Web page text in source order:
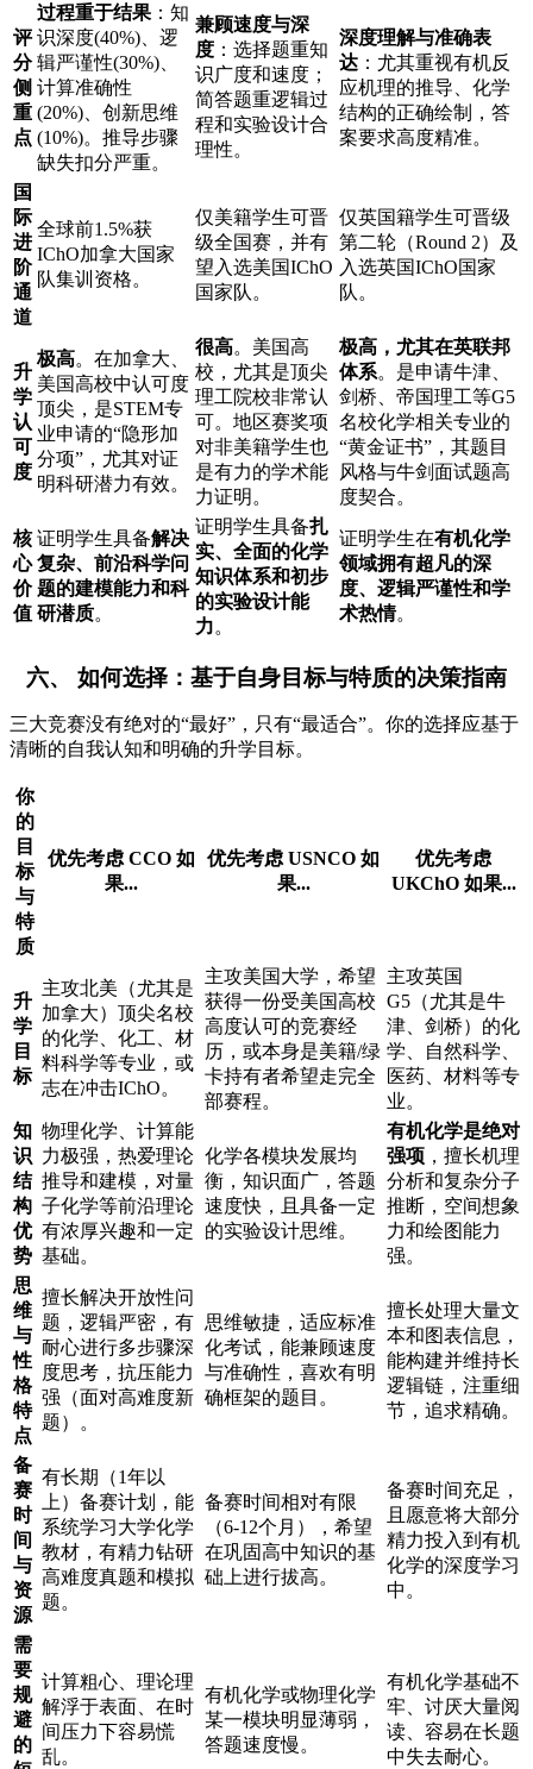
评
分
侧
重
点
过程重于结果 ：知
识深度(40%)、逻
辑严谨性(30%)、
计算准确性
(20%)、创新思维
(10%)。推导步骤
缺失扣分严重。
兼顾速度与深
度 ：选择题重知
识广度和速度；
简答题重逻辑过
程和实验设计合
理性。
深度理解与准确表
达 ：尤其重视有机反
应机理的推导、化学
结构的正确绘制，答
案要求高度精准。
国
际
进
阶
通
道
全球前1.5%获
IChO加拿大国家
队集训资格。
仅美籍学生可晋
级全国赛，并有
望入选美国IChO
国家队。
仅英国籍学生可晋级
第二轮（Round 2）及
入选英国IChO国家
队。
升
学
认
可
度
极高。在加拿大、
美国高校中认可度
顶尖，是STEM专
业申请的“隐形加
分项”，尤其对证
明科研潜力有效。
很高。美国高
校，尤其是顶尖
理工院校非常认
可。地区赛奖项
对非美籍学生也
是有力的学术能
力证明。
极高，尤其在英联邦
体系。是申请牛津、
剑桥、帝国理工等G5
名校化学相关专业的
“黄金证书”，其题目
风格与牛剑面试题高
度契合。
核
心
价
值
证明学生具备解决
复杂、前沿科学问
题的建模能力和科
研潜质。
证明学生具备扎
实、全面的化学
知识体系和初步
的实验设计能
力。
证明学生在有机化学
领域拥有超凡的深
度、逻辑严谨性和学
术热情。
六、 如何选择：基于自身目标与特质的决策指南
三大竞赛没有绝对的“最好”，只有“最适合”。你的选择应基于
清晰的自我认知和明确的升学目标。
你
的
目
标
与
特
质
优先考虑 CCO 如
果...
优先考虑 USNCO 如
果...
优先考虑
UKChO 如果...
升
学
目
标
主攻北美（尤其是
加拿大）顶尖名校
的化学、化工、材
料科学等专业，或
志在冲击IChO。
主攻美国大学，希望
获得一份受美国高校
高度认可的竞赛经
历，或本身是美籍/绿
卡持有者希望走完全
部赛程。
主攻英国
G5（尤其是牛
津、剑桥）的化
学、自然科学、
医药、材料等专
业。
知
识
结
构
优
势
物理化学、计算能
力极强，热爱理论
推导和建模，对量
子化学等前沿理论
有浓厚兴趣和一定
基础。
化学各模块发展均
衡，知识面广，答题
速度快，且具备一定
的实验设计思维。
有机化学是绝对
强项 ，擅长机理
分析和复杂分子
推断，空间想象
力和绘图能力
强。
思
维
与
性
格
特
点
擅长解决开放性问
题，逻辑严密，有
耐心进行多步骤深
度思考，抗压能力
强（面对高难度新
题）。
思维敏捷，适应标准
化考试，能兼顾速度
与准确性，喜欢有明
确框架的题目。
擅长处理大量文
本和图表信息，
能构建并维持长
逻辑链，注重细
节，追求精确。
备
赛
时
间
与
资
源
有长期（1年以
上）备赛计划，能
系统学习大学化学
教材，有精力钻研
高难度真题和模拟
题。
备赛时间相对有限
（6-12个月），希望
在巩固高中知识的基
础上进行拔高。
备赛时间充足，
且愿意将大部分
精力投入到有机
化学的深度学习
中。
需
要
规
避
的
计算粗心、理论理
解浮于表面、在时
间压力下容易慌
乱。
有机化学或物理化学
某一模块明显薄弱，
答题速度慢。
有机化学基础不
牢、讨厌大量阅
读、容易在长题
中失去耐心。